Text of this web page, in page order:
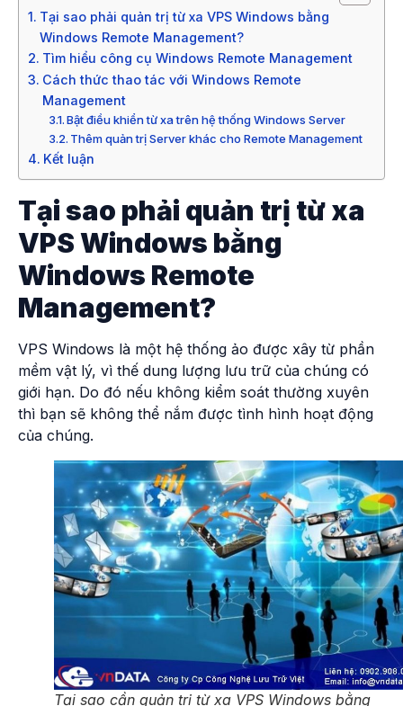
Tại sao phải quản trị từ xa VPS Windows bằng
Windows Remote Management?
Tìm hiểu công cụ Windows Remote Management
Cách thức thao tác với Windows Remote
Management
Bật điều khiển từ xa trên hệ thống Windows Server
Thêm quản trị Server khác cho Remote Management
Kết luận
Tại sao phải quản trị từ xa
VPS Windows bằng
Windows Remote
Management?
VPS Windows là một hệ thống ảo được xây từ phần
mềm vật lý, vì thế dung lượng lưu trữ của chúng có
giới hạn. Do đó nếu không kiểm soát thường xuyên
thì bạn sẽ không thể nắm được tình hình hoạt động
của chúng.
Tại sao cần quản trị từ xa VPS Windows bằng